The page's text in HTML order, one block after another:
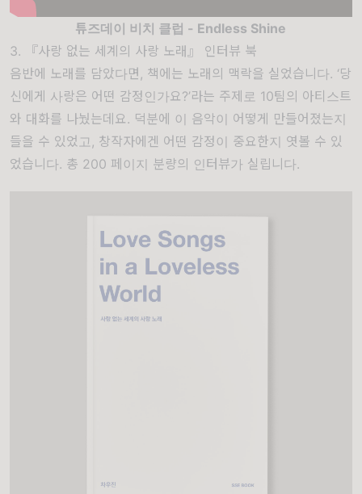
튜즈데이 비치 클럽 - Endless Shine
3. 『사랑 없는 세계의 사랑 노래』 인터뷰 북
음반에 노래를 담았다면, 책에는 노래의 맥락을 실었습니다. ‘당
신에게 사랑은 어떤 감정인가요?’라는 주제로 10팀의 아티스트
와 대화를 나눴는데요. 덕분에 이 음악이 어떻게 만들어졌는지
들을 수 있었고, 창작자에겐 어떤 감정이 중요한지 엿볼 수 있
었습니다. 총 200 페이지 분량의 인터뷰가 실립니다.